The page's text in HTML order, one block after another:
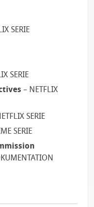
SERIE
SERIE
– NETFLIX
SERIE
SERIE